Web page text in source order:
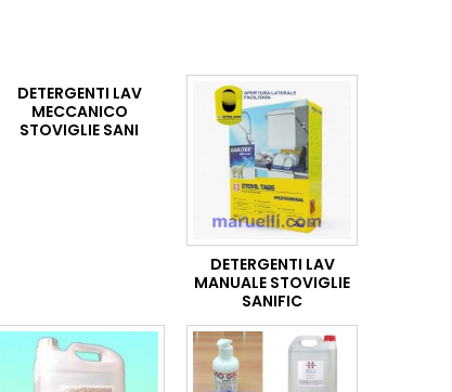
DETERGENTI LAV
MECCANICO
STOVIGLIE SANI
DETERGENTI LAV
MANUALE STOVIGLIE
SANIFIC